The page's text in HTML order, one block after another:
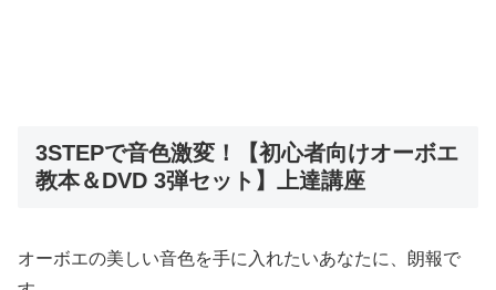
3STEPで音色激変！【初心者向けオーボエ
教本＆DVD 3弾セット】上達講座
オーボエの美しい音色を手に入れたいあなたに、朗報で